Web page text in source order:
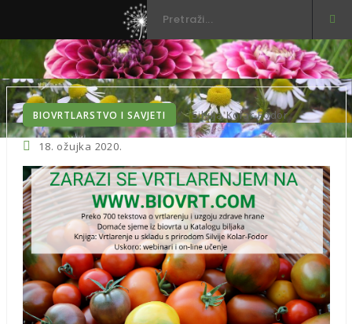
BIOVRTLARSTVO I SAVJETI Silvija Kolar-Fodor
18. ožujka 2020.